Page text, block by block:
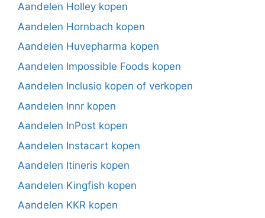
Aandelen Holley kopen
Aandelen Hornbach kopen
Aandelen Huvepharma kopen
Aandelen Impossible Foods kopen
Aandelen Inclusio kopen of verkopen
Aandelen Innr kopen
Aandelen InPost kopen
Aandelen Instacart kopen
Aandelen Itineris kopen
Aandelen Kingfish kopen
Aandelen KKR kopen